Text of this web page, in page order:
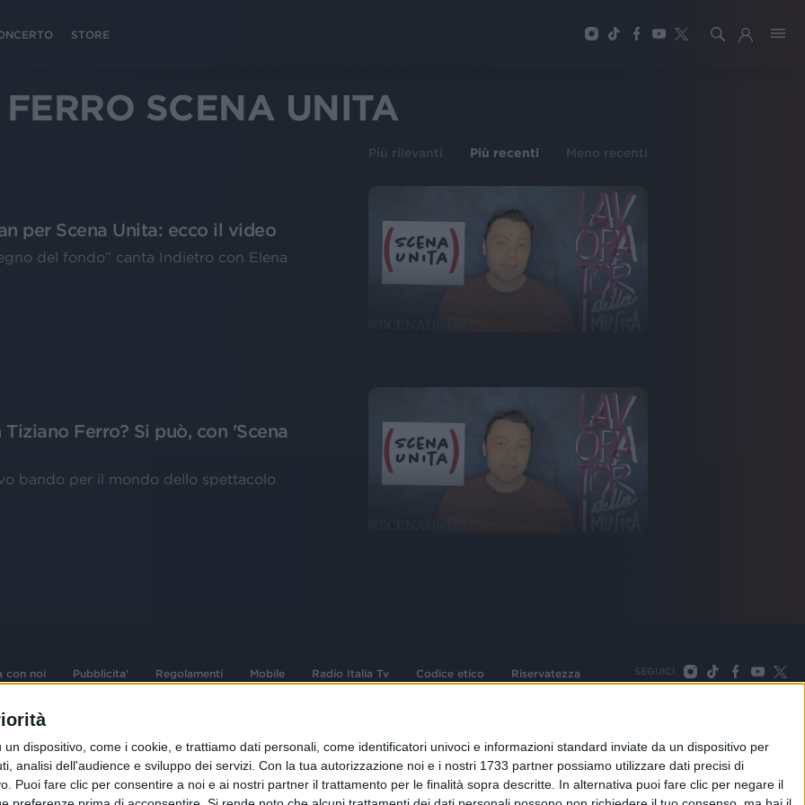
dispositivo, come i cookie, e trattiamo dati personali, come identificatori univoci e informazioni standard inviate da un dispositivo per
analisi dell'audience e sviluppo dei servizi. Con la tua autorizzazione noi e i nostri 1733 partner possiamo utilizzare dati precisi di
Puoi fare clic per consentire a noi e ai nostri partner il trattamento per le finalità sopra descritte. In alternativa puoi fare clic per negare il
STORE
SCENA UNITA
Più rilevanti Più recenti Meno recenti
per Scena Unita: ecco il video
del fondo” canta Indietro con Elena
Ferro? Si può, con 'Scena
bando per il mondo dello spettacolo
con noi Pubblicita' Regolamenti Mobile Radio Italia Tv Codice etico Riservatezza SEGUICI
dell'ingegno
d'autore e dei diritti
e n° iscrizione
Sede Amministrativa: Viale Europa 49, 20093 Cologno Monzese (Mi) |Tel. +39 02 254441 | Fax +39
02 25444220
Sede Legale: Via Savona 97, 20144 Milano
TORNA SU